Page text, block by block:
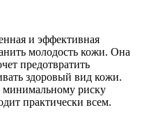
и эффективная
молодость кожи. Она
предотвратить
здоровый вид кожи.
минимальному риску
практически всем.